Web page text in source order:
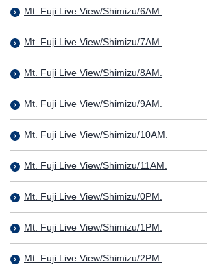
Mt. Fuji Live View/Shimizu/6AM.
Mt. Fuji Live View/Shimizu/7AM.
Mt. Fuji Live View/Shimizu/8AM.
Mt. Fuji Live View/Shimizu/9AM.
Mt. Fuji Live View/Shimizu/10AM.
Mt. Fuji Live View/Shimizu/11AM.
Mt. Fuji Live View/Shimizu/0PM.
Mt. Fuji Live View/Shimizu/1PM.
Mt. Fuji Live View/Shimizu/2PM.